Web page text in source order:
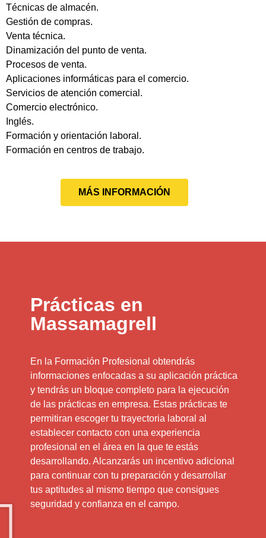
Técnicas de almacén.
Gestión de compras.
Venta técnica.
Dinamización del punto de venta.
Procesos de venta.
Aplicaciones informáticas para el comercio.
Servicios de atención comercial.
Comercio electrónico.
Inglés.
Formación y orientación laboral.
Formación en centros de trabajo.
MÁS INFORMACIÓN
Prácticas en
Massamagrell
En la Formación Profesional obtendrás
informaciones enfocadas a su aplicación práctica
y tendrás un bloque completo para la ejecución
de las prácticas en empresa. Estas prácticas te
permitiran escoger tu trayectoria laboral al
establecer contacto con una experiencia
profesional en el área en la que te estás
desarrollando. Alcanzarás un incentivo adicional
para continuar con tu preparación y desarrollar
tus aptitudes al mismo tiempo que consigues
seguridad y confianza en el campo.